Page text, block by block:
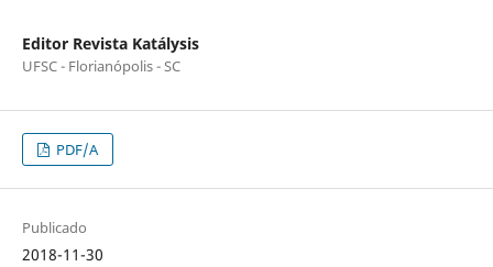
Editor Revista Katálysis
UFSC - Florianópolis - SC
PDF/A
Publicado
2018-11-30